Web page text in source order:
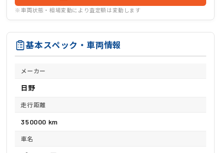
※車両状態・相場変動により査定額は変動します
基本スペック・車両情報
メーカー
日野
走行距離
350000 km
車名